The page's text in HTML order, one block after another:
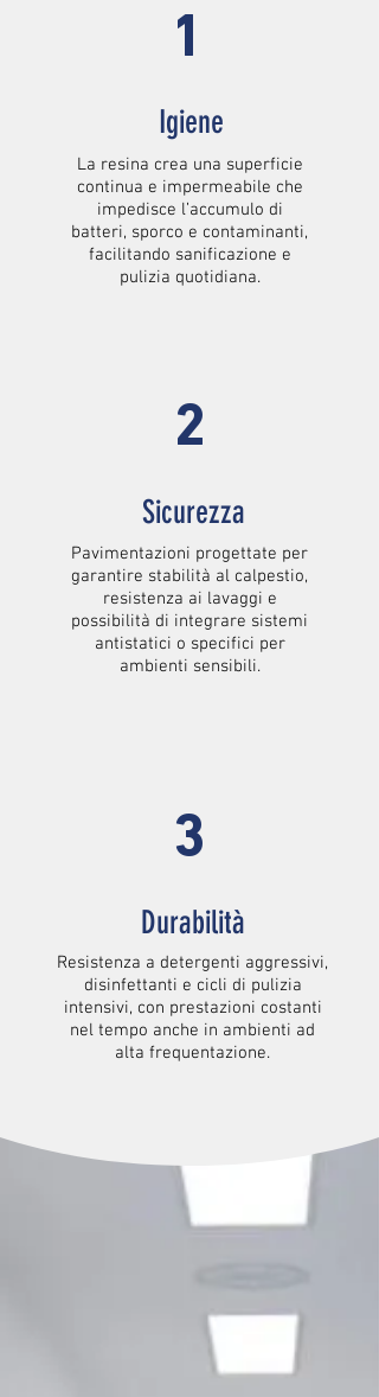
1
Igiene
La resina crea una superficie
continua e impermeabile che
impedisce l’accumulo di
batteri, sporco e contaminanti,
facilitando sanificazione e
pulizia quotidiana.
Sicurezza
Pavimentazioni progettate per
garantire stabilità al calpestio,
resistenza ai lavaggi e
possibilità di integrare sistemi
antistatici o specifici per
ambienti sensibili.
2
Durabilità
Resistenza a detergenti aggressivi,
disinfettanti e cicli di pulizia
intensivi, con prestazioni costanti
nel tempo anche in ambienti ad
alta frequentazione.
3